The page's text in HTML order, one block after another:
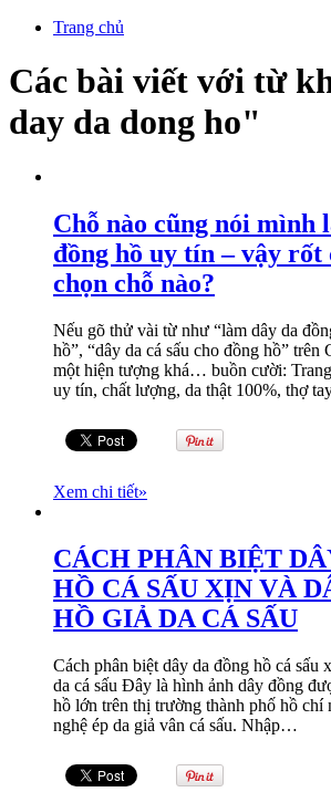
Trang chủ
Các bài viết với từ
day da dong ho"
Chỗ nào cũng nói mình
đồng hồ uy tín – vậy rốt
chọn chỗ nào?
Nếu gõ thử vài từ như “làm dây da
hồ”, “dây da cá sấu cho đồng hồ” trên
một hiện tượng khá… buồn cười:
uy tín, chất lượng, da thật 100%, thợ
Xem chi tiết»
CÁCH PHÂN BIỆT
HỒ CÁ SẤU XỊN VÀ
HỒ GIẢ DA CÁ SẤU
Cách phân biệt dây da đồng hồ cá sấu
da cá sấu Đây là hình ảnh dây đồng
hồ lớn trên thị trường thành phố hồ chí
nghệ ép da giả vân cá sấu. Nhập…